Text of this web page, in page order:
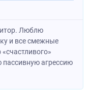
Люблю
и все смежные
агрессию